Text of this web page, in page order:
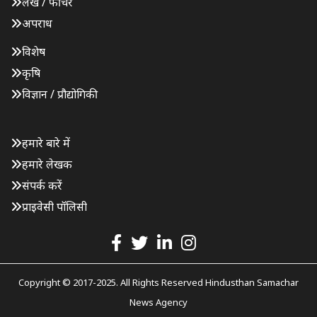
अपराध
विशेष
कृषि
विज्ञान / प्रौद्योगिकी
हमारे बारे में
हमारे लेखक
संपर्क करें
प्राइवेसी पॉलिसी
Copyright © 2017-2025. All Rights Reserved Hindusthan Samachar
News Agency